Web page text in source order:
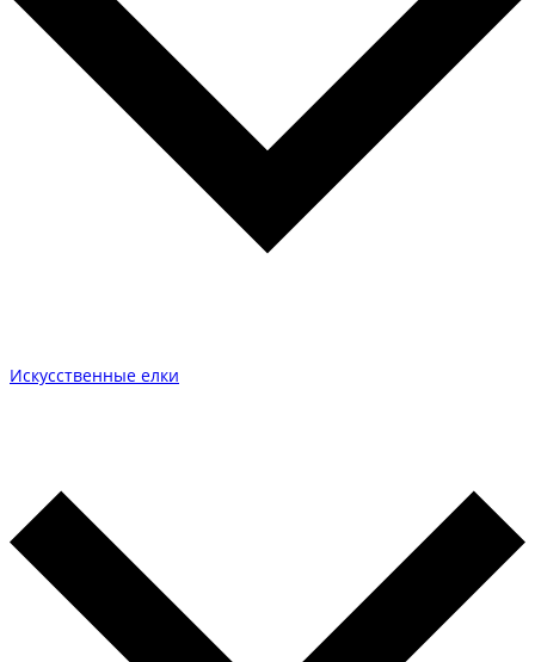
Искусственные елки